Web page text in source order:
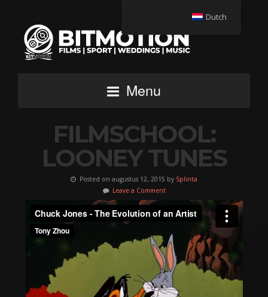
Menu
FILMSCHOOL:
LOONEY TUNES
Posted on augustus 12, 2015 by Splinta
Leave a Comment
Dutch